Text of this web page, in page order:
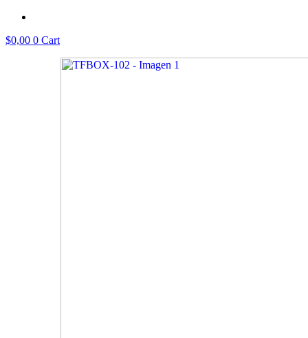
$0,00 0 Cart